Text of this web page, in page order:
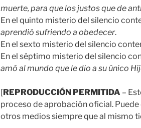
muerte, para que los justos que de
En el quinto misterio del silencio
aprendió sufriendo a obedecer.
En el sexto misterio del silencio
En el séptimo misterio del silencio
amó al mundo que le dio a su único
[REPRODUCCIÓN PERMITIDA –
proceso de aprobación oficial.
otros medios siempre que al mismo